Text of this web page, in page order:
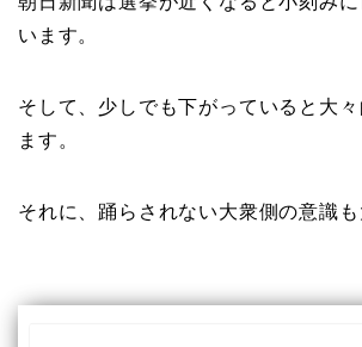
います。
そして、少しでも下がっていると大
ます。
それに、踊らされない大衆側の意識も